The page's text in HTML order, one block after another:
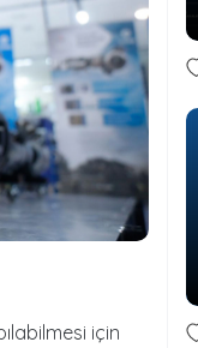
için